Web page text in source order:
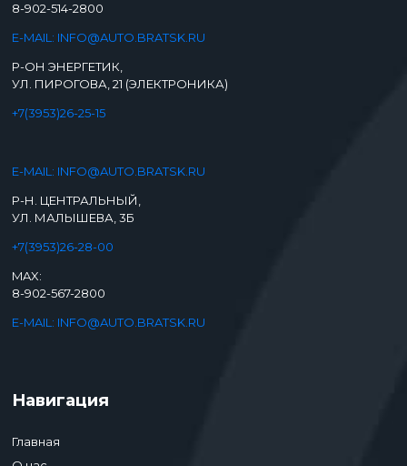
8-902-514-2800
E-MAIL: INFO@AUTO.BRATSK.RU
Р-ОН ЭНЕРГЕТИК,
УЛ. ПИРОГОВА, 21 (ЭЛЕКТРОНИКА)
+7(3953)26-25-15
E-MAIL: INFO@AUTO.BRATSK.RU
Р-Н. ЦЕНТРАЛЬНЫЙ,
УЛ. МАЛЫШЕВА, 3Б
+7(3953)26-28-00
MAX:
8-902-567-2800
E-MAIL: INFO@AUTO.BRATSK.RU
Навигация
Главная